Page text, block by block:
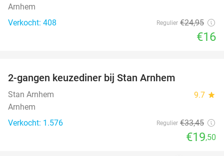
Arnhem
Verkocht: 408
Regulier €24,95
€16
2-gangen keuzediner bij Stan Arnhem
Stan Arnhem 9.7 star
Arnhem
Verkocht: 1.576
Regulier €33,45
€19,50